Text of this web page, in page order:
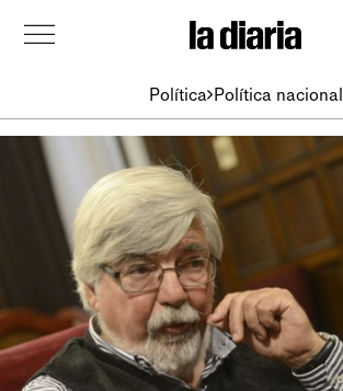
Política Política nacional